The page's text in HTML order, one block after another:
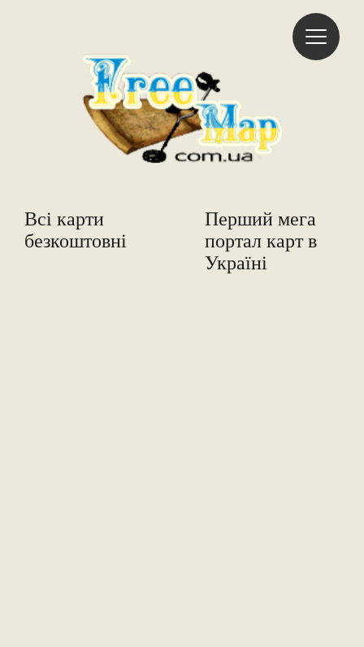
Всі карти
безкоштовні
Freemap
Перший мега
портал карт в
Україні